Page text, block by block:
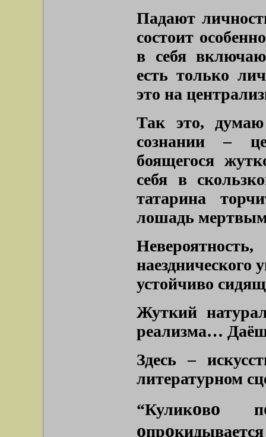
Падают
состоит
в себя
есть только
это на
Так это,
сознании –
боящегося
себя в
татарина
лошадь
наезднического
устойчиво
Жуткий
реализма…
Здесь –
литературном
“Куликово п
опро